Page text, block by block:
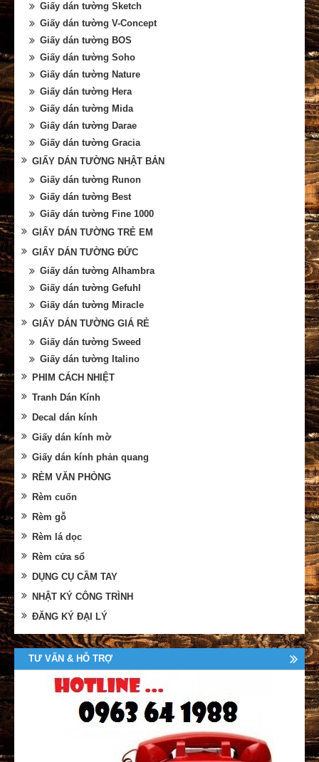
Giấy dán tường Sketch
Giấy dán tường V-Concept
Giấy dán tường BOS
Giấy dán tường Soho
Giấy dán tường Nature
Giấy dán tường Hera
Giấy dán tường Mida
Giấy dán tường Darae
Giấy dán tường Gracia
GIẤY DÁN TƯỜNG NHẬT BẢN
Giấy dán tường Runon
Giấy dán tường Best
Giấy dán tường Fine 1000
GIẤY DÁN TƯỜNG TRẺ EM
GIẤY DÁN TƯỜNG ĐỨC
Giấy dán tường Alhambra
Giấy dán tường Gefuhl
Giấy dán tường Miracle
GIẤY DÁN TƯỜNG GIÁ RẺ
Giấy dán tường Sweed
Giấy dán tường Italino
PHIM CÁCH NHIỆT
Tranh Dán Kính
Decal dán kính
Giấy dán kính mờ
Giấy dán kính phản quang
RÈM VĂN PHÒNG
Rèm cuốn
Rèm gỗ
Rèm lá dọc
Rèm cửa sổ
DỤNG CỤ CẦM TAY
NHẬT KÝ CÔNG TRÌNH
ĐĂNG KÝ ĐẠI LÝ
TƯ VẤN & HỖ TRỢ